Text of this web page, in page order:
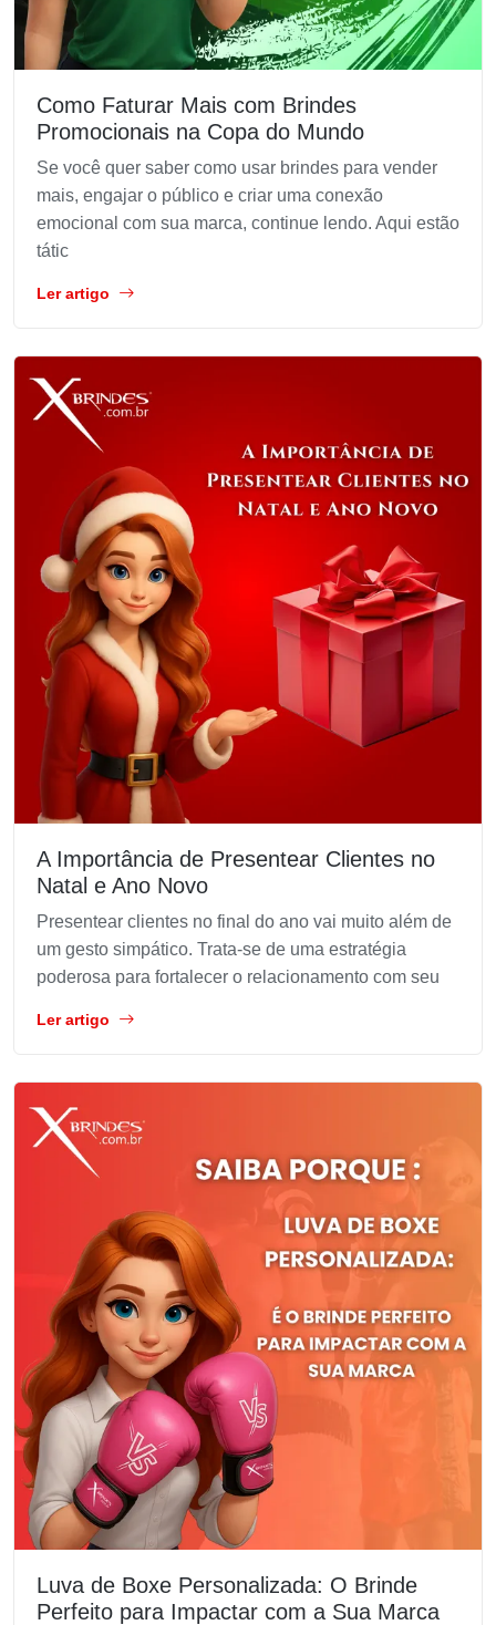
Como Faturar Mais com Brindes
Promocionais na Copa do Mundo
Se você quer saber como usar brindes para vender
mais, engajar o público e criar uma conexão
emocional com sua marca, continue lendo. Aqui estão
tátic
Ler artigo
A Importância de Presentear Clientes no
Natal e Ano Novo
Presentear clientes no final do ano vai muito além de
um gesto simpático. Trata-se de uma estratégia
poderosa para fortalecer o relacionamento com seu
Ler artigo
Luva de Boxe Personalizada: O Brinde
Perfeito para Impactar com a Sua Marca